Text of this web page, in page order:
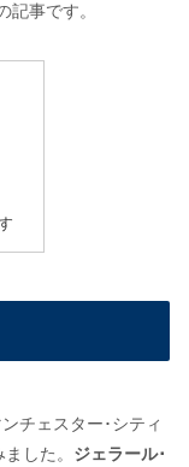
記事です。
チェスター･シティ
した。 ジェラール･